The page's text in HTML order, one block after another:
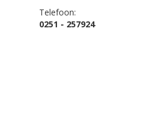
Telefoon:
0251 - 257924